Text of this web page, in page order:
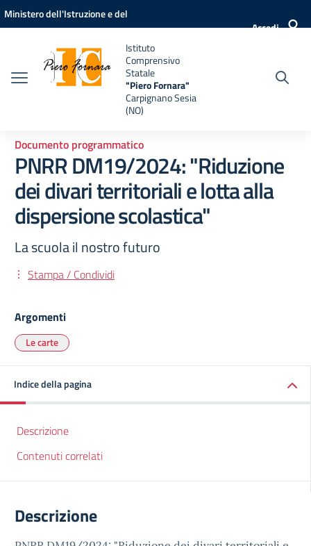
Vai ai contenuti
Vai al menu di navigazione
Vai al footer
Ministero dell'Istruzione e del
Accedi
Istituto
Comprensivo
Statale
"Piero Fornara"
Carpignano Sesia
(NO)
Documento programmatico
PNRR DM19/2024: "Riduzione
dei divari territoriali e lotta alla
dispersione scolastica"
La scuola il nostro futuro
Stampa / Condividi
Argomenti
Le carte
Indice della pagina
Descrizione
Contenuti correlati
Descrizione